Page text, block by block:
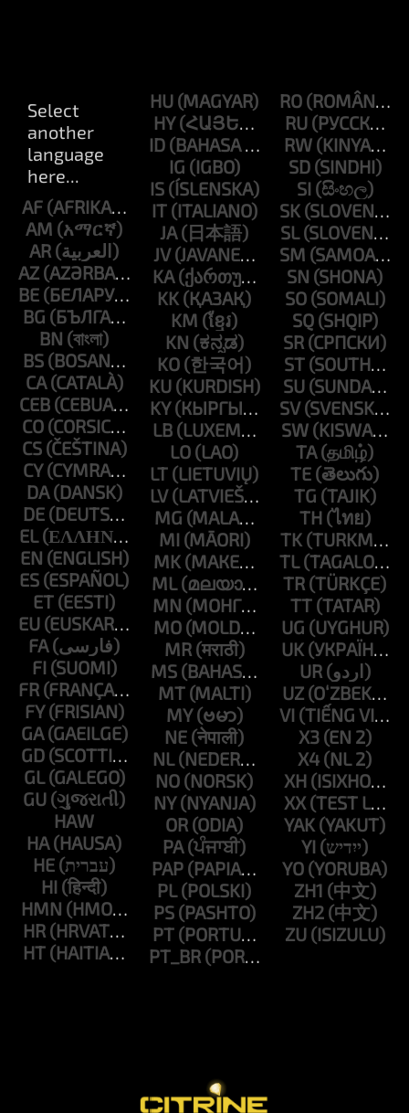
AF
AM
AR
AZ
BE
BG
BN
BS
CA
CEB
CO
CS
CY
DA
DE
EL
EN
ES
ET
EU
FA
FI
FR
FY
GA
GD
GL
GU
HAW
HA
HE
HI
HMN
HR
HT
HU
HY
ID
IG
IS
IT
JA
JV
KA
KK
KM
KN
KO
KU
KY
LB
LO
LT
LV
MG
MI
MK
ML
MN
MO
MR
MS
MT
MY
NE
NL
NO
NY
OR
PA
PAP
PL
PS
PT
PT_BR
RO
RU
RW
SD
SI
SK
SL
SM
SN
SO
SQ
SR
ST
SU
SV
SW
TA
TE
TG
TH
TK
TL
TR
TT
UG
UK
UR
UZ
VI
X3
X4
XH
XX
YAK
YI
YO
ZH1
ZH2
ZU